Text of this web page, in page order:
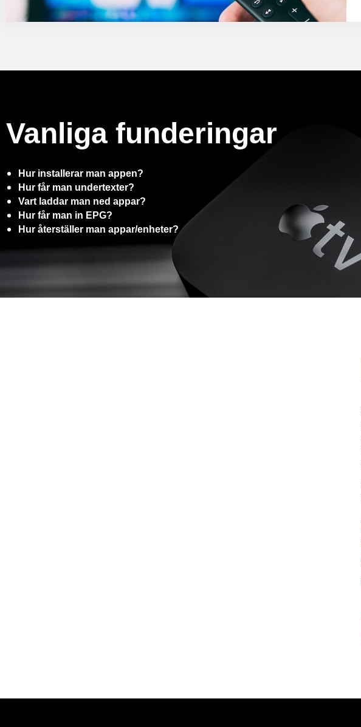
Vanliga funderingar
Hur installerar man appen?
Hur får man undertexter?
Vart laddar man ned appar?
Hur får man in EPG?
Hur återställer man appar/enheter?